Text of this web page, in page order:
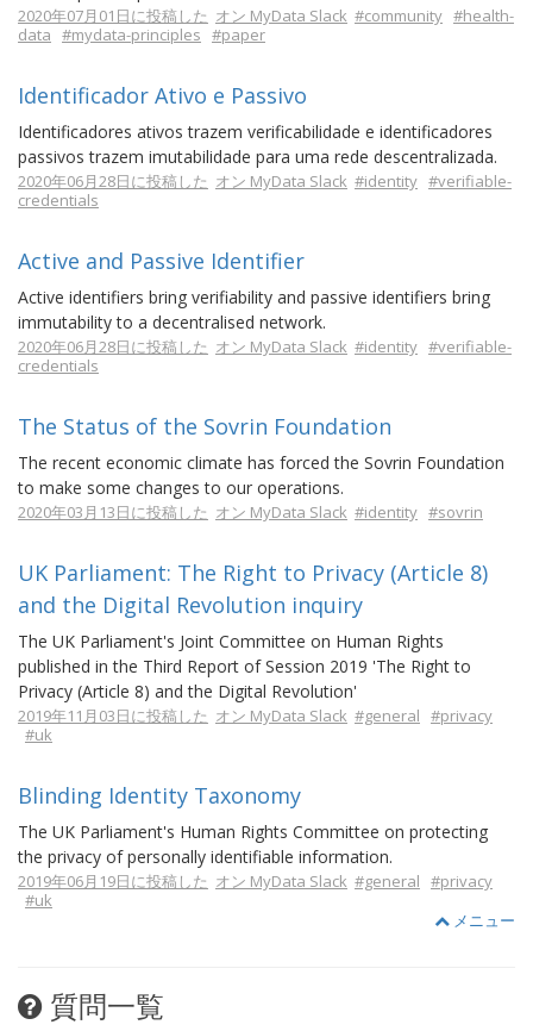
2020年07月01日に投稿した オン MyData Slack #community #health-
data #mydata-principles #paper
Identificador Ativo e Passivo
Identificadores ativos trazem verificabilidade e identificadores
passivos trazem imutabilidade para uma rede descentralizada.
2020年06月28日に投稿した オン MyData Slack #identity #verifiable-
credentials
Active and Passive Identifier
Active identifiers bring verifiability and passive identifiers bring
immutability to a decentralised network.
2020年06月28日に投稿した オン MyData Slack #identity #verifiable-
credentials
The Status of the Sovrin Foundation
The recent economic climate has forced the Sovrin Foundation
to make some changes to our operations.
2020年03月13日に投稿した オン MyData Slack #identity #sovrin
UK Parliament: The Right to Privacy (Article 8)
and the Digital Revolution inquiry
The UK Parliament's Joint Committee on Human Rights
published in the Third Report of Session 2019 'The Right to
Privacy (Article 8) and the Digital Revolution'
2019年11月03日に投稿した オン MyData Slack #general #privacy
#uk
Blinding Identity Taxonomy
The UK Parliament's Human Rights Committee on protecting
the privacy of personally identifiable information.
2019年06月19日に投稿した オン MyData Slack #general #privacy
#uk
メニュー
質問一覧